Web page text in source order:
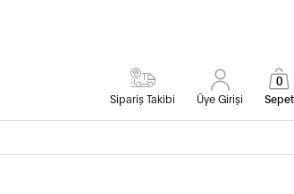
Sipariş Takibi Üye Girişi Sepet
0